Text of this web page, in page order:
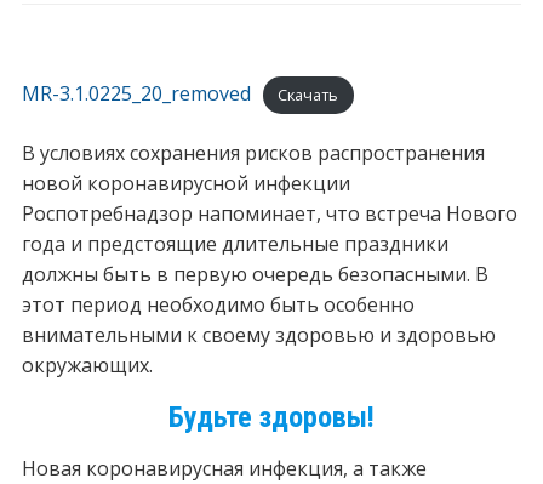
MR-3.1.0225_20_removed Скачать
В условиях сохранения рисков распространения
новой коронавирусной инфекции
Роспотребнадзор напоминает, что встреча Нового
года и предстоящие длительные праздники
должны быть в первую очередь безопасными. В
этот период необходимо быть особенно
внимательными к своему здоровью и здоровью
окружающих.
Будьте здоровы!
Новая коронавирусная инфекция, а также